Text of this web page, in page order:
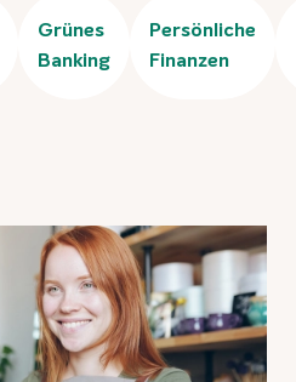
Grünes
Banking
Persönliche
Finanzen